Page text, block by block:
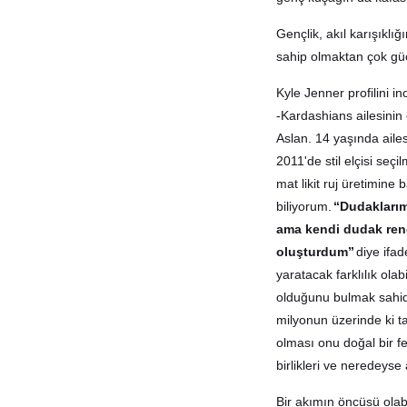
Gençlik, akıl
sahip olmaktan çok
Kyle Jenner profilini
-Kardashians ailesinin
Aslan. 14 yaşında
2011'de stil elçisi
mat likit ruj üretimine
biliyorum.
ama kendi dudak
oluşturdum”diye
yaratacak farklılık
olduğunu bulmak
milyonun üzerinde ki
olması onu doğal bir
birlikleri ve neredeyse
Bir akımın öncüsü